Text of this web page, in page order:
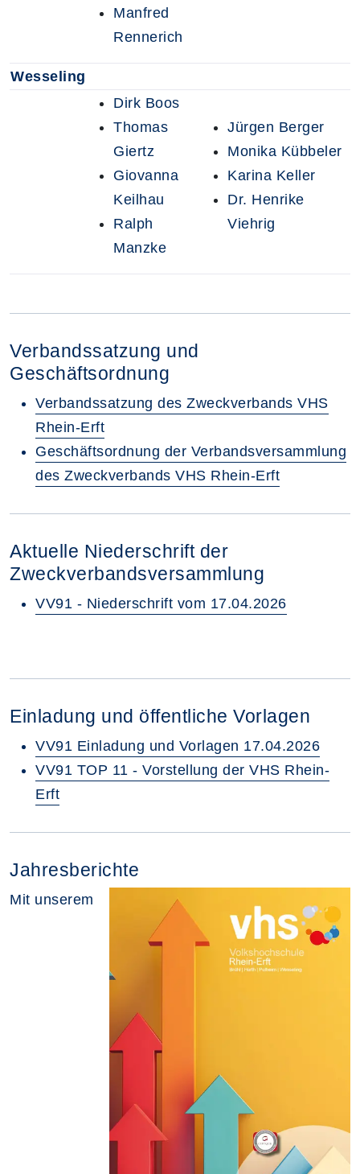
Manfred
Rennerich
Wesseling
Dirk Boos
Thomas
Giertz
Giovanna
Keilhau
Ralph
Manzke
Jürgen Berger
Monika Kübbeler
Karina Keller
Dr. Henrike
Viehrig
Verbandssatzung und
Geschäftsordnung
Verbandssatzung des Zweckverbands VHS
Rhein-Erft
Geschäftsordnung der Verbandsversammlung
des Zweckverbands VHS Rhein-Erft
Aktuelle Niederschrift der
Zweckverbandsversammlung
VV91 - Niederschrift vom 17.04.2026
Einladung und öffentliche Vorlagen
VV91 Einladung und Vorlagen 17.04.2026
VV91 TOP 11 - Vorstellung der VHS Rhein-
Erft
Jahresberichte
Mit unserem